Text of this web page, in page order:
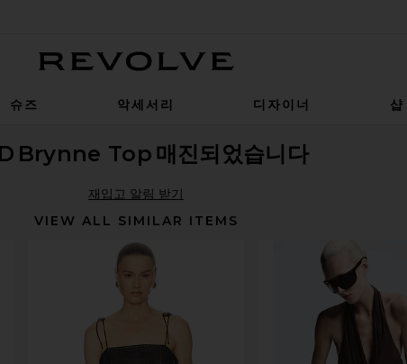
슈즈 악세서리 디자이너 샵
Brynne Top 매진되었습니다
재입고 알림 받기
VIEW ALL SIMILAR ITEMS